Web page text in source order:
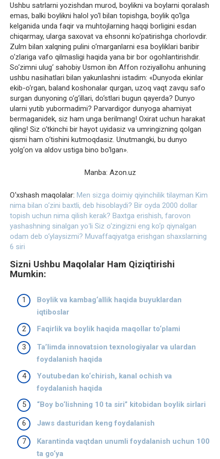
Ushbu satrlarni yozishdan murod, boylikni va boylarni qoralash
emas, balki boylikni halol yo‘l bilan topishga, boylik qo‘lga
kelganida unda faqir va muhtojlarning haqqi borligini esdan
chiqarmay, ularga saxovat va ehsonni ko‘patirishga chorlovdir.
Zulm bilan xalqning pulini o‘marganlarni esa boyliklari baribir
o‘zlariga vafo qilmasligi haqida yana bir bor ogohlantirishdir.
So‘zimni ulug‘ sahobiy Usmon ibn Affon roziyallohu anhuning
ushbu nasihatlari bilan yakunlashni istadim: «Dunyoda ekinlar
ekib-o‘rgan, baland koshonalar qurgan, uzoq vaqt zavqu safo
surgan dunyoning o‘g‘illari, do‘stlari bugun qayerda? Dunyo
ularni yutib yubormadimi? Parvardigor dunyoga ahamiyat
bermaganidek, siz ham unga berilmang! Oxirat uchun harakat
qiling! Siz o‘tkinchi bir hayot uyidasiz va umringizning qolgan
qismi ham o‘tishini kutmoqdasiz. Unutmangki, bu dunyo
yolg‘on va aldov ustiga bino bo‘lgan».
Manba: Azon.uz
O‘xshash maqolalar: Men sizga doimiy qiyinchilik tilayman Kim
nima bilan o‘zini baxtli, deb hisoblaydi? Bir oyda 2000 dollar
topish uchun nima qilish kerak? Baxtga erishish, farovon
yashashning sinalgan yoʻli Siz o‘zingizni eng ko‘p qiynalgan
odam deb o‘ylaysizmi? Muvaffaqiyatga erishgan shaxslarning
6 siri
Sizni Ushbu Maqolalar Ham Qiziqtirishi
Mumkin:
Boylik va kambag‘allik haqida buyuklardan
iqtiboslar
Faqirlik va boylik haqida maqollar to‘plami
Ta’limda innovatsion texnologiyalar va ulardan
foydalanish haqida
Youtubedan ko‘chirish, kanal ochish va
foydalanish haqida
“Boy bo‘lishning 10 ta siri” kitobidan boylik sirlari
Jaws dasturidan keng foydalanish
Karantinda vaqtdan unumli foydalanish uchun 100
ta go‘ya